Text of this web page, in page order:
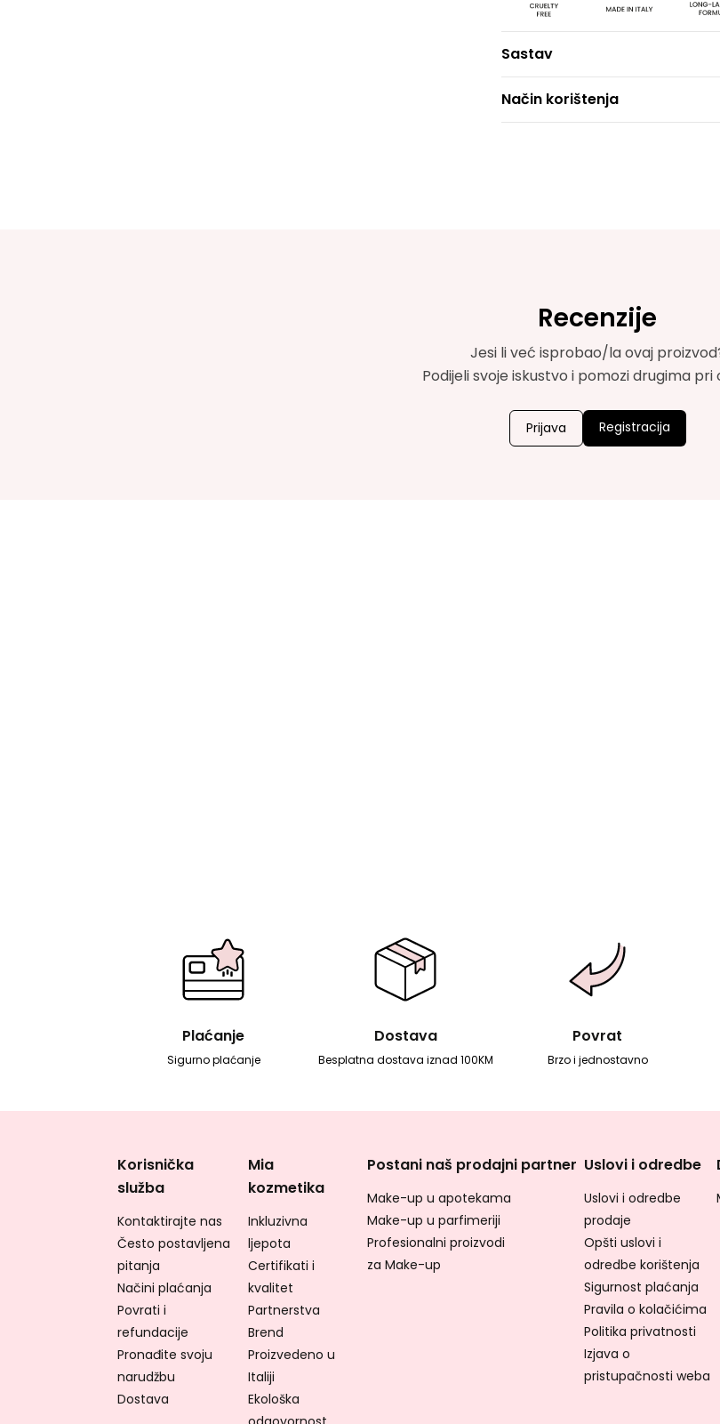
Sastav
Način korištenja
Recenzije
Jesi li već isprobao/la ovaj
Podijeli svoje iskustvo i pomozi drugima pri
Prijava Registracija
Plaćanje
Sigurno plaćanje
Dostava
Besplatna dostava iznad 100KM
Povrat
Brzo i jednostavno
Korisnička
služba
Kontaktirajte nas
Često postavljena
pitanja
Načini plaćanja
Povrati i
refundacije
Pronađite svoju
narudžbu
Dostava
Mia
kozmetika
Inkluzivna
ljepota
Certifikati i
kvalitet
Partnerstva
Brend
Proizvedeno u
Italiji
Ekološka
Postani naš prodajni partner
Make-up u apotekama
Make-up u parfimeriji
Profesionalni proizvodi
za Make-up
Uslovi i odredbe
Uslovi i odredbe
prodaje
Opšti uslovi i
odredbe korištenja
Sigurnost plaćanja
Pravila o kolačićima
Politika privatnosti
Izjava o
pristupačnosti weba